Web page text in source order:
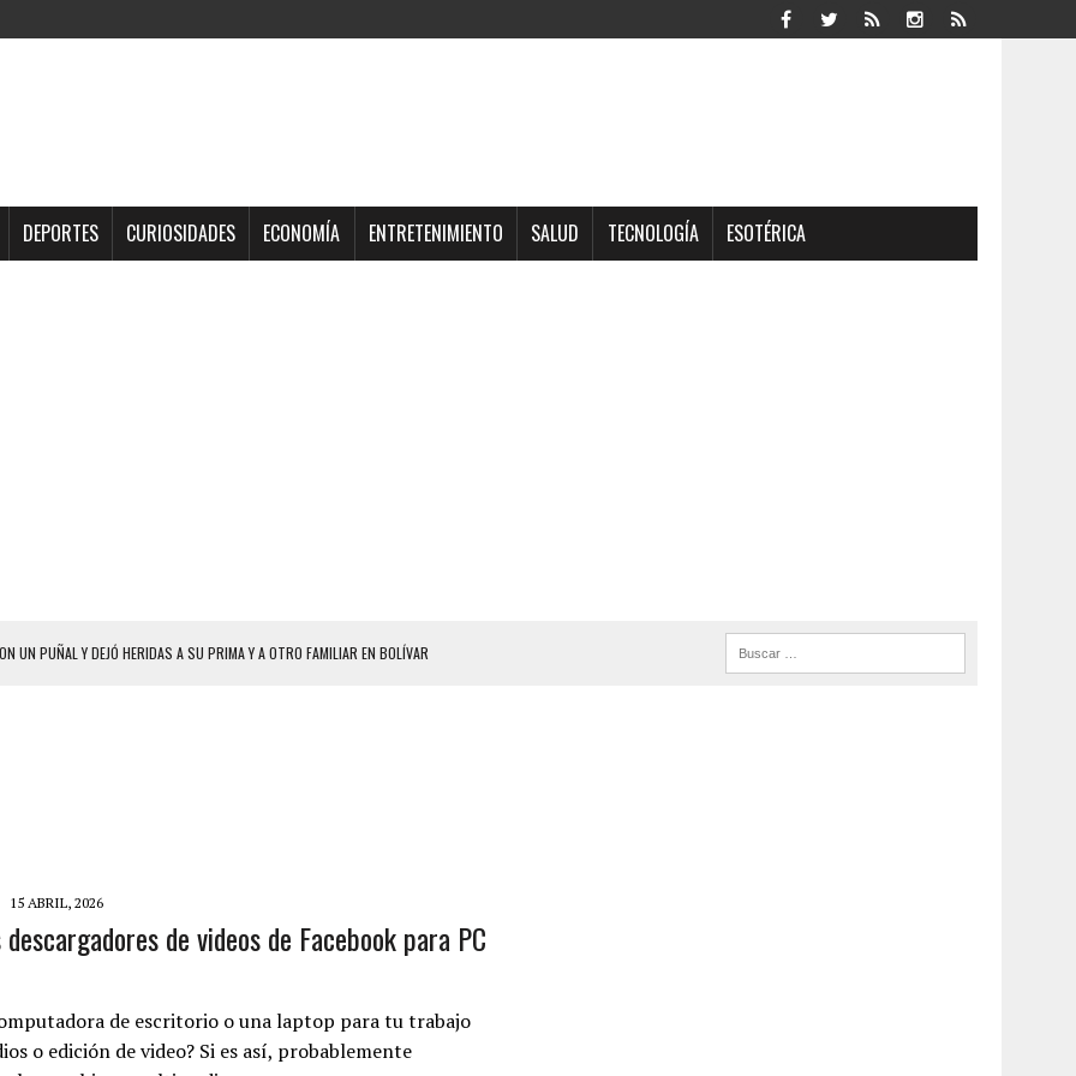
DEPORTES CURIOSIDADES ECONOMÍA ENTRETENIMIENTO SALUD TECNOLOGÍA ESOTÉRICA
EL MISMO DÍA EN SECTORES VECINOS
Y ABUSADA POR LA PAREJA DE SU ABUELA
VENEZOLANA EN REUNIÓN CON AMIGOS
DESENCADENÓ TRAGEDIA FAMILIAR
A UNA ADOLESCENTE DE 13 AÑOS TRAS ABUSAR DE ELLA
GRAN MAGNITUD EN ZONA INDUSTRIAL DE EL LLANITO
DE CHACAO
A SU PRIMA Y A OTRO FAMILIAR EN BOLÍVAR
15 ABRIL, 2026
de videos de Facebook para PC
de escritorio o una laptop para tu trabajo
o edición de video? Si es así, probablemente